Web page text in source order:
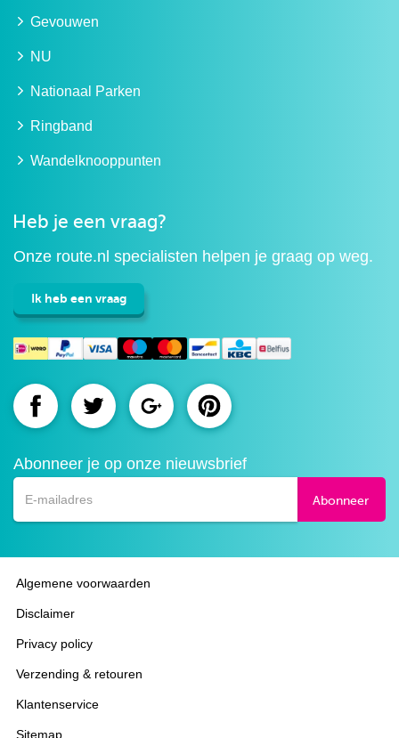
Gevouwen
NU
Nationaal Parken
Ringband
Wandelknooppunten
Heb je een vraag?
Onze route.nl specialisten helpen je graag op weg.
Ik heb een vraag
Route.nl
Facebook
Route.nlRoute.nlRoute.nl
Abonneer je op onze nieuwsbrief
Abonneer
Algemene voorwaarden
Disclaimer
Privacy policy
Verzending & retouren
Klantenservice
Sitemap